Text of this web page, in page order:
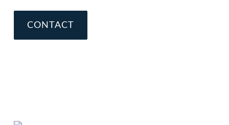
CONTACT